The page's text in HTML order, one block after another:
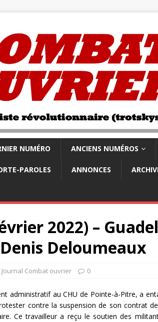
NUMÉRO ANCIENS NUMÉROS
PAROLES ANNONCES
2022) –
Deloumeaux
Journal Combat ouvrier 0
administratif au CHU de Pointe-à-Pitre, a
contre la suspension de son contrat
Ce travailleur a reçu le soutien des